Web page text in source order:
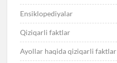
Ensiklopediyalar
Qiziqarli faktlar
Ayollar haqida qiziqarli faktlar